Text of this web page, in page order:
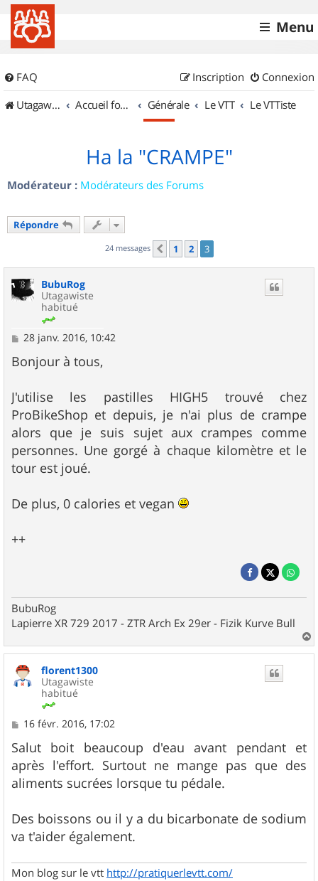
Menu
FAQ Connexion
Inscription
UtagawaVTT (Randos VTT et VTTAE avec traces GPS)
Accueil forum Générale Le VTT Le VTTiste
Ha la "CRAMPE"
Modérateur : Modérateurs des Forums
Répondre
24 messages Précédent
1 2 3
BubuRog
Utagawiste
habitué
M
s
s
g
e
28 janv. 2016, 10:42
Bonjour à tous,
J'utilise les pastilles HIGH5 trouvé chez
ProBikeShop et depuis, je n'ai plus de crampe
alors que je suis sujet aux crampes comme
personnes. Une gorgé à chaque kilomètre et le
tour est joué.
De plus, 0 calories et vegan
++
BubuRog
Lapierre XR 729 2017 - ZTR Arch Ex 29er - Fizik Kurve Bull
a
u
florent1300
Utagawiste
habitué
M
s
s
a
g
e
16 févr. 2016, 17:02
Salut boit beaucoup d'eau avant pendant et
après l'effort. Surtout ne mange pas que des
aliments sucrées lorsque tu pédale.
Des boissons ou il y a du bicarbonate de sodium
va t'aider également.
Mon blog sur le vtt http://pratiquerlevtt.com/